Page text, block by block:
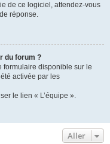
de ce logiciel, attendez-vous
réponse.
du forum ?
formulaire disponible sur le
activée par les
le lien « L’équipe ».
Aller